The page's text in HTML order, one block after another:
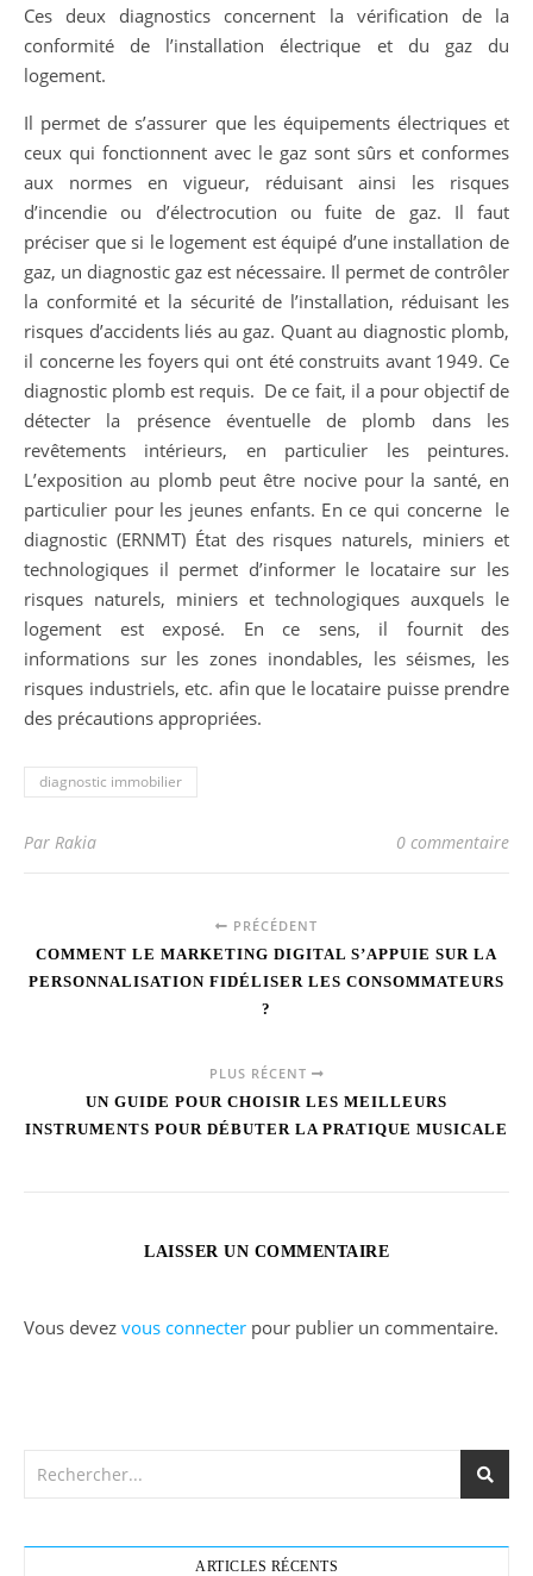
Ces deux diagnostics concernent la vérification de la
conformité de l’installation électrique et du gaz du
logement.
Il permet de s’assurer que les équipements électriques et
ceux qui fonctionnent avec le gaz sont sûrs et conformes
aux normes en vigueur, réduisant ainsi les risques
d’incendie ou d’électrocution ou fuite de gaz. Il faut
préciser que si le logement est équipé d’une installation de
gaz, un diagnostic gaz est nécessaire. Il permet de contrôler
la conformité et la sécurité de l’installation, réduisant les
risques d’accidents liés au gaz. Quant au diagnostic plomb,
il concerne les foyers qui ont été construits avant 1949. Ce
diagnostic plomb est requis. De ce fait, il a pour objectif de
détecter la présence éventuelle de plomb dans les
revêtements intérieurs, en particulier les peintures.
L’exposition au plomb peut être nocive pour la santé, en
particulier pour les jeunes enfants. En ce qui concerne le
diagnostic (ERNMT) État des risques naturels, miniers et
technologiques il permet d’informer le locataire sur les
risques naturels, miniers et technologiques auxquels le
logement est exposé. En ce sens, il fournit des
informations sur les zones inondables, les séismes, les
risques industriels, etc. afin que le locataire puisse prendre
des précautions appropriées.
diagnostic immobilier
Par Rakia 0 commentaire
PRÉCÉDENT
COMMENT LE MARKETING DIGITAL S’APPUIE SUR LA
PERSONNALISATION FIDÉLISER LES CONSOMMATEURS
?
PLUS RÉCENT
UN GUIDE POUR CHOISIR LES MEILLEURS
INSTRUMENTS POUR DÉBUTER LA PRATIQUE MUSICALE
LAISSER UN COMMENTAIRE
Vous devez vous connecter pour publier un commentaire.
ARTICLES RÉCENTS